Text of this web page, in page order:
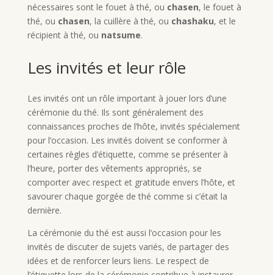
nécessaires sont le fouet à thé, ou chasen, le fouet à
thé, ou chasen, la cuillère à thé, ou chashaku, et le
récipient à thé, ou natsume.
Les invités et leur rôle
Les invités ont un rôle important à jouer lors d’une
cérémonie du thé. Ils sont généralement des
connaissances proches de l’hôte, invités spécialement
pour l’occasion. Les invités doivent se conformer à
certaines règles d’étiquette, comme se présenter à
l’heure, porter des vêtements appropriés, se
comporter avec respect et gratitude envers l’hôte, et
savourer chaque gorgée de thé comme si c’était la
dernière.
La cérémonie du thé est aussi l’occasion pour les
invités de discuter de sujets variés, de partager des
idées et de renforcer leurs liens. Le respect de